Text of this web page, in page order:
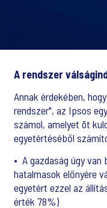
A rendszer
Annak érdekében,
rendszer", az Ipsos
számol, amelyet öt
egyetértéséből
• A gazdaság úgy van
hatalmasok előnyére
egyetért ezzel az
érték 78%)